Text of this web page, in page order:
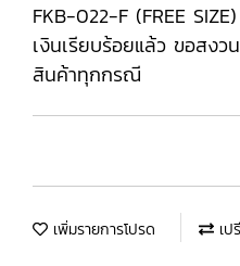
FKB-022-F (FREE
เงินเรียบร้อยแล้ว ขอสง
สินค้าทุกกรณี
เพิ่มรายการโปรด เป